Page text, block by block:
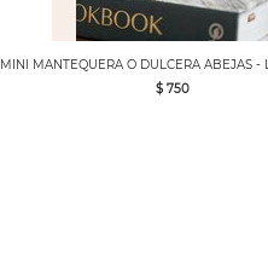
MINI MANTEQUERA O DULCERA ABEJAS -
$ 750